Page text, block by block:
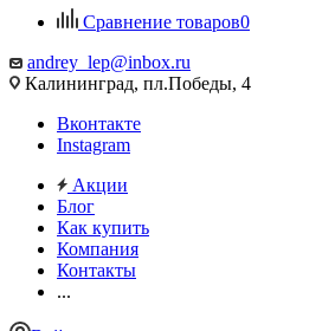
Сравнение товаров0
andrey_lep@inbox.ru
Калининград, пл.Победы, 4
Вконтакте
Instagram
Акции
Блог
Как купить
Компания
Контакты
...